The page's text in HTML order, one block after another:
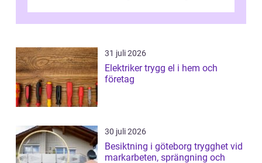
31 juli 2026
Elektriker trygg el i hem och
företag
30 juli 2026
Besiktning i göteborg trygghet vid
markarbeten, sprängning och